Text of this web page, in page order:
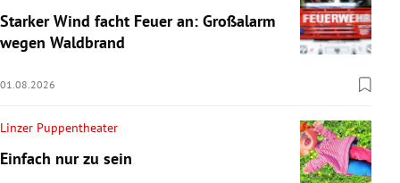
Starker Wind facht Feuer an: Großalarm
wegen Waldbrand
01.08.2026
Linzer Puppentheater
Einfach nur zu sein